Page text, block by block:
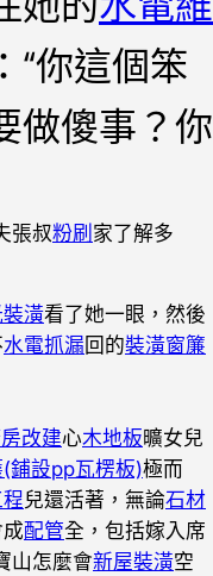
“你這個笨
做傻事？你
張叔粉刷 家了解多
潢看了她一眼，然後
水電抓漏 回的裝潢窗簾
改建心木地板曠女兒
鋪設pp瓦楞板)極而
兒還活著，無論石材
配管全，包括嫁入席
山怎麼會新屋裝潢空